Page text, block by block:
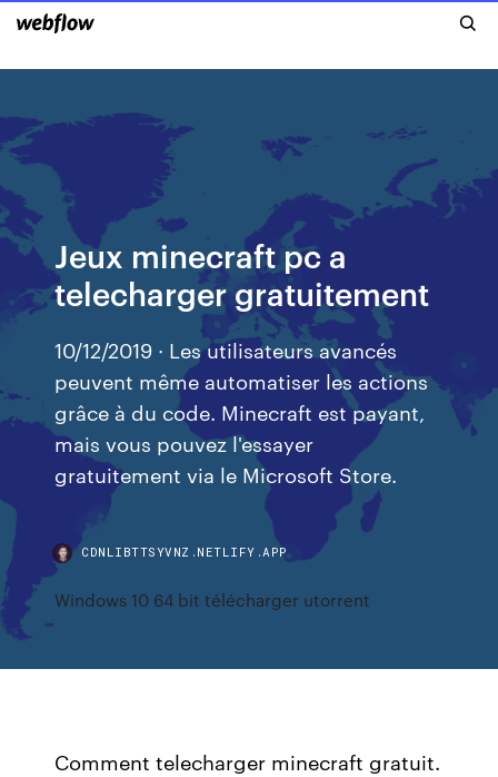
Jeux minecraft pc a
telecharger gratuitement
10/12/2019 · Les utilisateurs avancés
peuvent même automatiser les actions
grâce à du code. Minecraft est payant,
mais vous pouvez l'essayer
gratuitement via le Microsoft Store.
CDNLIBTTSYVNZ.NETLIFY.APP
Windows 10 64 bit télécharger utorrent
Comment telecharger minecraft gratuit.